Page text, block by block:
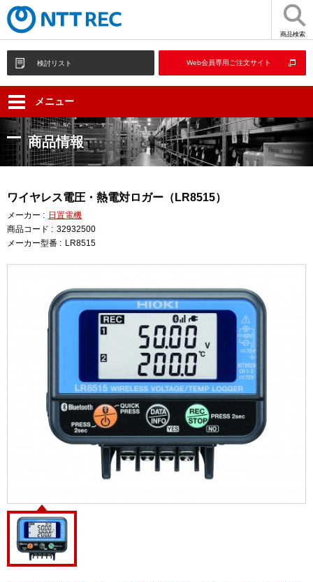
商品検索
検討リスト Web会員専用ご注文サイト
メニュー
商品情報
ワイヤレス電圧・熱電対ロガー（LR8515）
メーカー : 日置電機
商品コード : 32932500
メーカー型番 : LR8515